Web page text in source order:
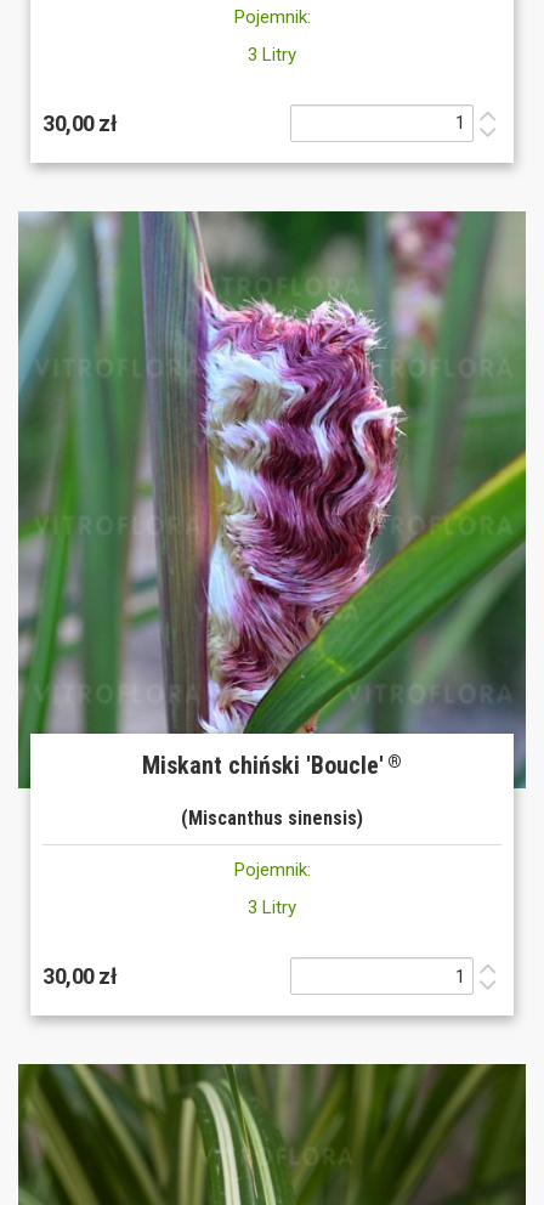
Pojemnik:
3 Litry
30,00 zł
Miskant chiński 'Boucle' ®
(Miscanthus sinensis)
Pojemnik:
3 Litry
30,00 zł